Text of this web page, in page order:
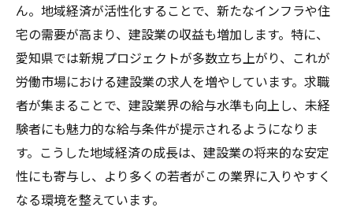
愛知県でのキャリアアップ事例
愛知県の建設業界における成長機会
愛知県における建設業の給与の実態インフラ整
備の重要性と関連性
インフラ整備が給与に与える影響
インフラプロジェクトと賃金の関係
愛知県のインフラ整備の現状と課題
インフラ整備と建設業界の給与水準
ん。地域経済が活性化することで、新たなインフラや住
宅の需要が高まり、建設業の収益も増加します。特に、
愛知県では新規プロジェクトが多数立ち上がり、これが
労働市場における建設業の求人を増やしています。求職
者が集まることで、建設業界の給与水準も向上し、未経
験者にも魅力的な給与条件が提示されるようになりま
す。こうした地域経済の成長は、建設業の将来的な安定
性にも寄与し、より多くの若者がこの業界に入りやすく
なる環境を整えています。